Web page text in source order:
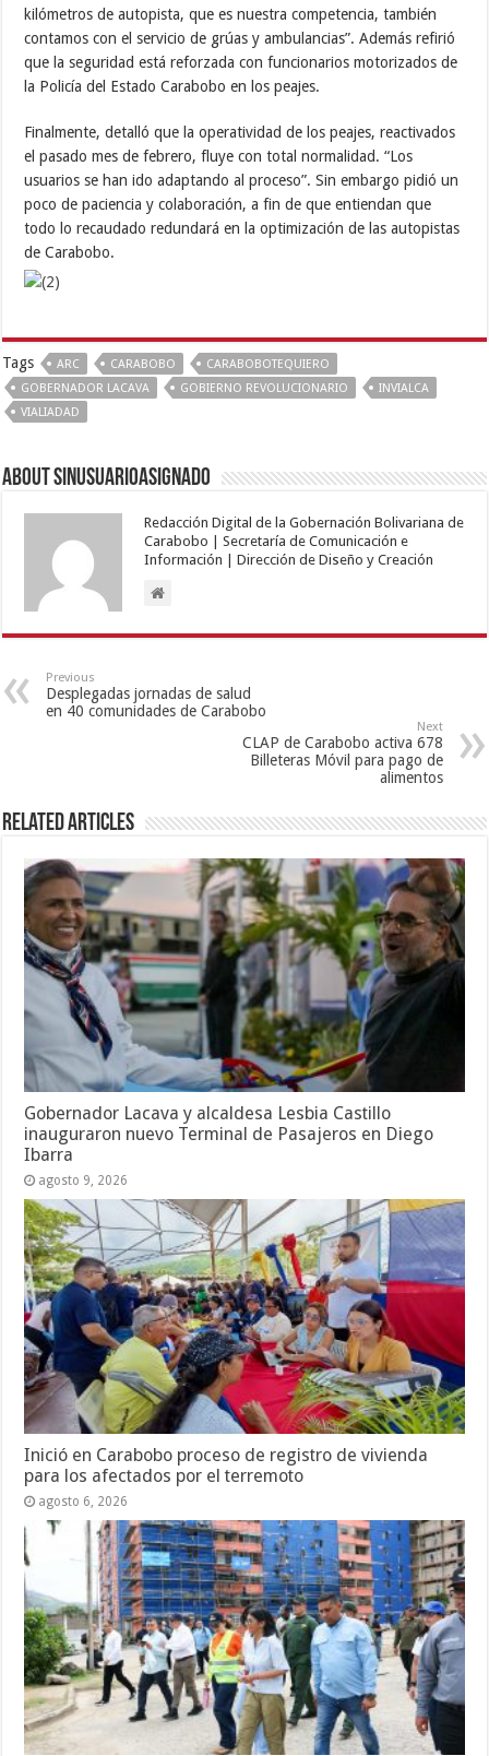
kilómetros de autopista, que es nuestra competencia, también
contamos con el servicio de grúas y ambulancias”. Además refirió
que la seguridad está reforzada con funcionarios motorizados de
la Policía del Estado Carabobo en los peajes.
Finalmente, detalló que la operatividad de los peajes, reactivados
el pasado mes de febrero, fluye con total normalidad. “Los
usuarios se han ido adaptando al proceso”. Sin embargo pidió un
poco de paciencia y colaboración, a fin de que entiendan que
todo lo recaudado redundará en la optimización de las autopistas
de Carabobo.
Tags ARC CARABOBO
CARABOBOTEQUIERO
GOBERNADOR LACAVA
GOBIERNO REVOLUCIONARIO
INVIALCA
VIALIADAD
About sinusuarioasignado
Redacción Digital de la Gobernación Bolivariana de
Carabobo | Secretaría de Comunicación e
Información | Dirección de Diseño y Creación
Previous
Desplegadas jornadas de salud
en 40 comunidades de Carabobo
Next
CLAP de Carabobo activa 678
Billeteras Móvil para pago de
alimentos
Related Articles
Gobernador Lacava y alcaldesa Lesbia Castillo
inauguraron nuevo Terminal de Pasajeros en Diego
Ibarra
agosto 9, 2026
Inició en Carabobo proceso de registro de vivienda
para los afectados por el terremoto
agosto 6, 2026